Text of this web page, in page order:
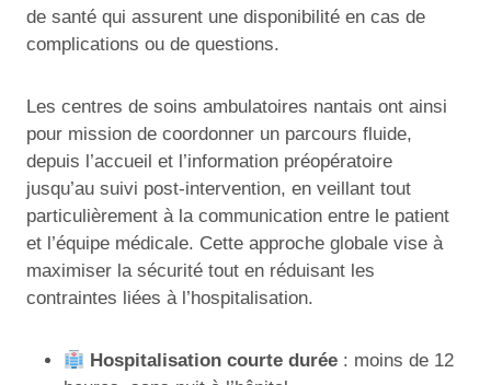
de santé qui assurent une disponibilité en cas de
complications ou de questions.
Les centres de soins ambulatoires nantais ont ainsi
pour mission de coordonner un parcours fluide,
depuis l’accueil et l’information préopératoire
jusqu’au suivi post-intervention, en veillant tout
particulièrement à la communication entre le patient
et l’équipe médicale. Cette approche globale vise à
maximiser la sécurité tout en réduisant les
contraintes liées à l’hospitalisation.
Hospitalisation courte durée : moins de 12